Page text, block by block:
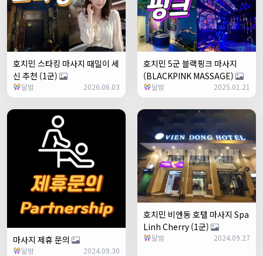
호치민 스타킹 마사지 때밀이 세
신 추천 (1군)
달밤 2026.06.03
호치민 5군 블랙핑크 마사지
(BLACKPINK MASSAGE)
달밤 2025.01.21
마사지 제휴 문의
달밤 2024.09.30
호치민 비엔동 호텔 마사지 Spa
Linh Cherry (1군)
달밤 2024.09.27